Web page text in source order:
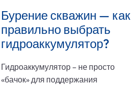
Бурение скважин — как
правильно выбрать
гидроаккумулятор?
Гидроаккумулятор – не просто
«бачок» для поддержания